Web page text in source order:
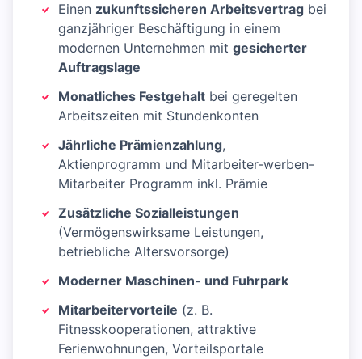
Einen zukunftssicheren Arbeitsvertrag bei
ganzjähriger Beschäftigung in einem
modernen Unternehmen mit gesicherter
Auftragslage
Monatliches Festgehalt bei geregelten
Arbeitszeiten mit Stundenkonten
Jährliche Prämienzahlung,
Aktienprogramm und Mitarbeiter-werben-
Mitarbeiter Programm inkl. Prämie
Zusätzliche Sozialleistungen
(Vermögenswirksame Leistungen,
betriebliche Altersvorsorge)
Moderner Maschinen- und Fuhrpark
Mitarbeitervorteile (z. B.
Fitnesskooperationen, attraktive
Ferienwohnungen, Vorteilsportale